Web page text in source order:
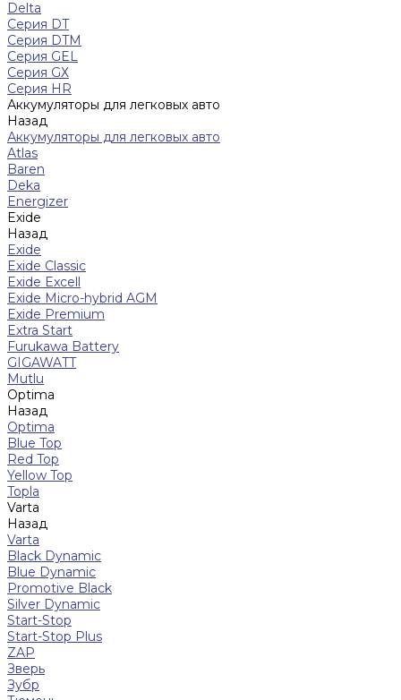
Delta
Серия DT
Серия DTM
Серия GEL
Серия GХ
Серия HR
Аккумуляторы для легковых авто
Назад
Аккумуляторы для легковых авто
Atlas
Baren
Deka
Energizer
Exide
Назад
Exide
Exide Classic
Exide Excell
Exide Micro-hybrid AGM
Exide Premium
Extra Start
Furukawa Battery
GIGAWATT
Mutlu
Optima
Назад
Optima
Blue Top
Red Top
Yellow Top
Topla
Varta
Назад
Varta
Black Dynamic
Blue Dynamic
Promotive Black
Silver Dynamic
Start-Stop
Start-Stop Plus
ZAP
Зверь
Зубр